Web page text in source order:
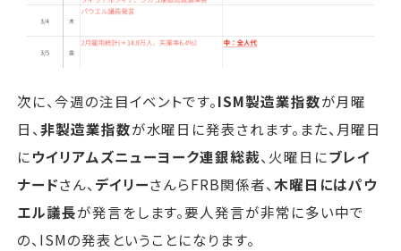
次に、今週の注目イベントです。ISM製造業指数が月曜
日、 非製造業指数が水曜日に発表されます。また、月曜日
にウイリアムズニューヨーク連銀総裁、火曜日にブレイ
ナードさん、 デイリーさんらFRB関係者、 木曜日にはパウ
エル議長が発言をします。要人発言が非常に多い中で
の、ISMの発表ということになります。